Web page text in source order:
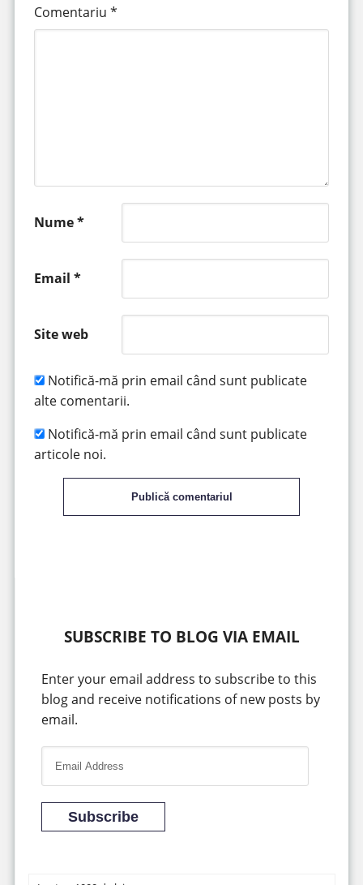
Comentariu *
Nume*
Email *
Site web
Notifică-mă prin email când sunt publicate
alte comentarii.
Notifică-mă prin email când sunt publicate
articole noi.
Publică comentariul
SUBSCRIBE TO BLOG VIA EMAIL
Enter your email address to subscribe to this
blog and receive notifications of new posts by
email.
l
Subscribe